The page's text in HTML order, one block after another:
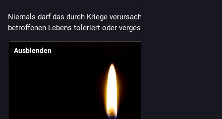
Niemals darf das durch Kriege verursachte Leid  des davon
betroffenen Lebens toleriert oder vergessen werden.
Ausblenden